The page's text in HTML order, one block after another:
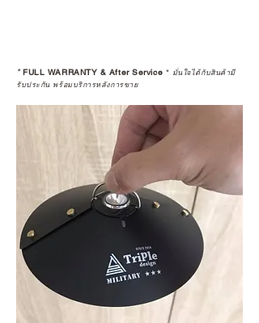
*FULL WARRANTY & After Service * มั่นใจได้กับสินค้ามี
รับประกัน พร้อมบริการหลังการขาย